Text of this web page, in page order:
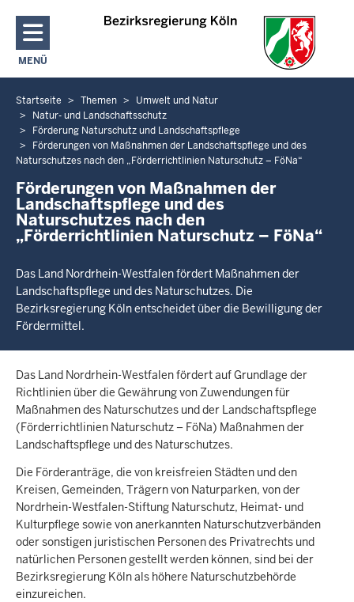
Direkt zum Inhalt
MENÜ
NAVIGATION AKTIVIEREN/DEAKTIVIEREN: HAUPTMENÜ
Sie
befinden
sich
hier
Startseite Themen
Umwelt und Natur
Natur- und Landschaftsschutz
Förderung Naturschutz und Landschaftspflege
Förderungen von Maßnahmen der Landschaftspflege und des
Naturschutzes nach den „Förderrichtlinien Naturschutz – FöNa“
Förderungen von Maßnahmen der
Landschaftspflege und des
Naturschutzes nach den
„Förderrichtlinien Naturschutz – FöNa“
Das Land Nordrhein-Westfalen fördert Maßnahmen der
Landschaftspflege und des Naturschutzes. Die
Bezirksregierung Köln entscheidet über die Bewilligung der
Fördermittel.
Das Land Nordrhein-Westfalen fördert auf Grundlage der
Richtlinien über die Gewährung von Zuwendungen für
Maßnahmen des Naturschutzes und der Landschaftspflege
(Förderrichtlinien Naturschutz – FöNa) Maßnahmen der
Landschaftspflege und des Naturschutzes.
Die Förderanträge, die von kreisfreien Städten und den
Kreisen, Gemeinden, Trägern von Naturparken, von der
Nordrhein-Westfalen-Stiftung Naturschutz, Heimat- und
Kulturpflege sowie von anerkannten Naturschutzverbänden
oder sonstigen juristischen Personen des Privatrechts und
natürlichen Personen gestellt werden können, sind bei der
Bezirksregierung Köln als höhere Naturschutzbehörde
einzureichen.